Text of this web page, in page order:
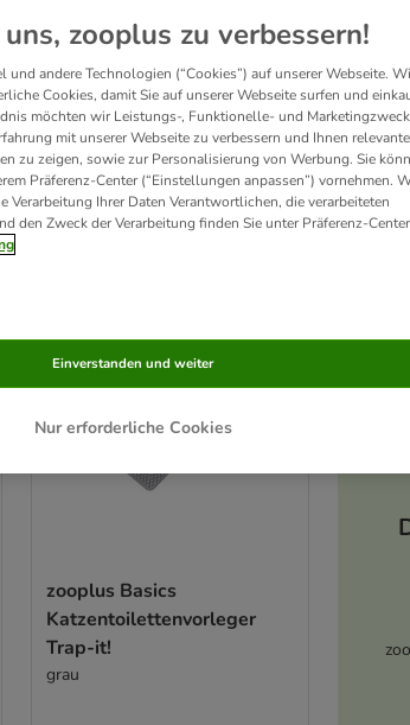
Katzenklo Zubehör sowie Katzenklo Reiniger & Deo im zooplus
zooplus Basics
Katzentoilettenvorleger
Trap-it!
grau
zooplus zu verbessern!
und andere Technologien (“Cookies”) auf unserer Webseite.
Cookies, damit Sie auf unserer Webseite surfen und
möchten wir Leistungs-, Funktionelle- und
mit unserer Webseite zu verbessern und Ihnen relevante
zu zeigen, sowie zur Personalisierung von Werbung. Sie
Präferenz-Center (“Einstellungen anpassen”) vornehmen.
Verarbeitung Ihrer Daten Verantwortlichen, die verarbeiteten
den Zweck der Verarbeitung finden Sie unter Präferenz-Center
Nur erforderliche Cookies
Einverstanden und weiter